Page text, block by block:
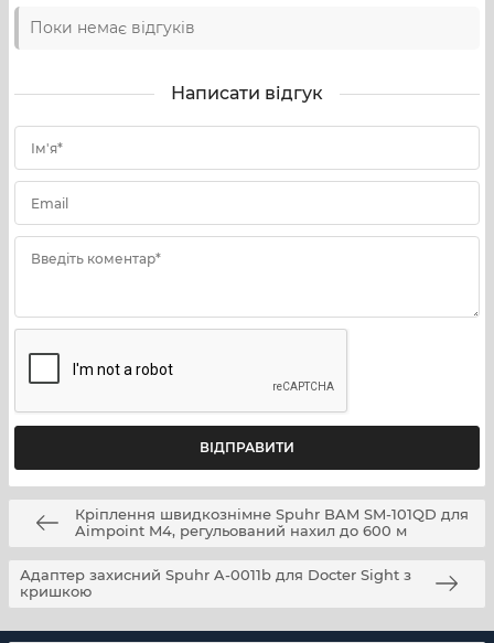
Поки немає відгуків
Написати відгук
Ім'я*
Email
Введіть коментар*
Кріплення швидкознімне Spuhr BAM SM-101QD для
Aimpoint M4, регульований нахил до 600 м
Адаптер захисний Spuhr A-0011b для Docter Sight з
кришкою